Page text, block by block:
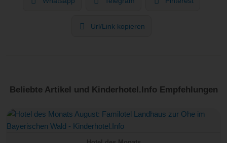
Url/Link kopieren
Beliebte Artikel und Kinderhotel.Info Empfehlungen